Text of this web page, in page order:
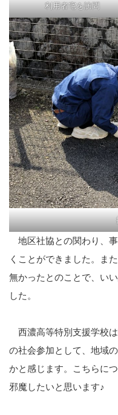
利用者宅を訪問
地区社協との関わり、
くことができました。ま
無かったとのことで、い
した。
西濃高等特別支援学校
の社会参加として、地域
かと感じます。こちらに
邪魔したいと思います♪